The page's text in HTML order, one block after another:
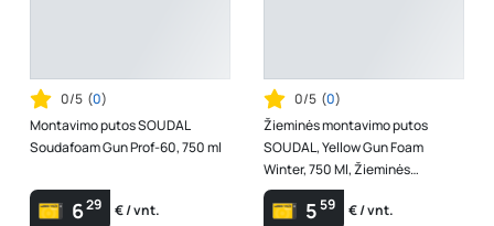
0/5 (0)
Montavimo putos SOUDAL
Soudafoam Gun Prof-60, 750 ml
629 € / vnt.
0/5 (0)
Žieminės montavimo putos
SOUDAL, Yellow Gun Foam
Winter, 750 Ml, Žieminės
pistoletinės montažinės putos
559 € / vnt.